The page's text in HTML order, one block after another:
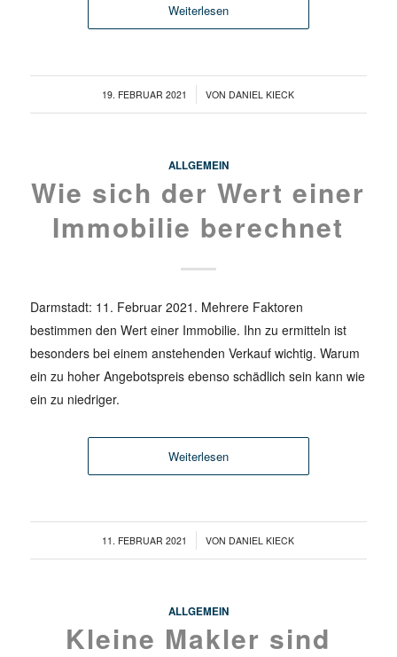
Weiterlesen
19. FEBRUAR 2021
/ VON DANIEL KIECK
ALLGEMEIN
Wie sich der Wert einer
Immobilie berechnet
Darmstadt: 11. Februar 2021. Mehrere Faktoren
bestimmen den Wert einer Immobilie. Ihn zu ermitteln ist
besonders bei einem anstehenden Verkauf wichtig. Warum
ein zu hoher Angebotspreis ebenso schädlich sein kann wie
ein zu niedriger.
Weiterlesen
11. FEBRUAR 2021
/ VON DANIEL KIECK
ALLGEMEIN
Kleine Makler sind